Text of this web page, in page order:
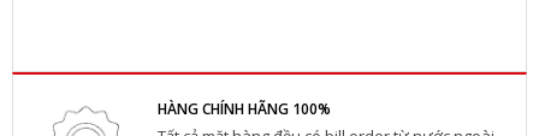
HÀNG CHÍNH HÃNG 100%